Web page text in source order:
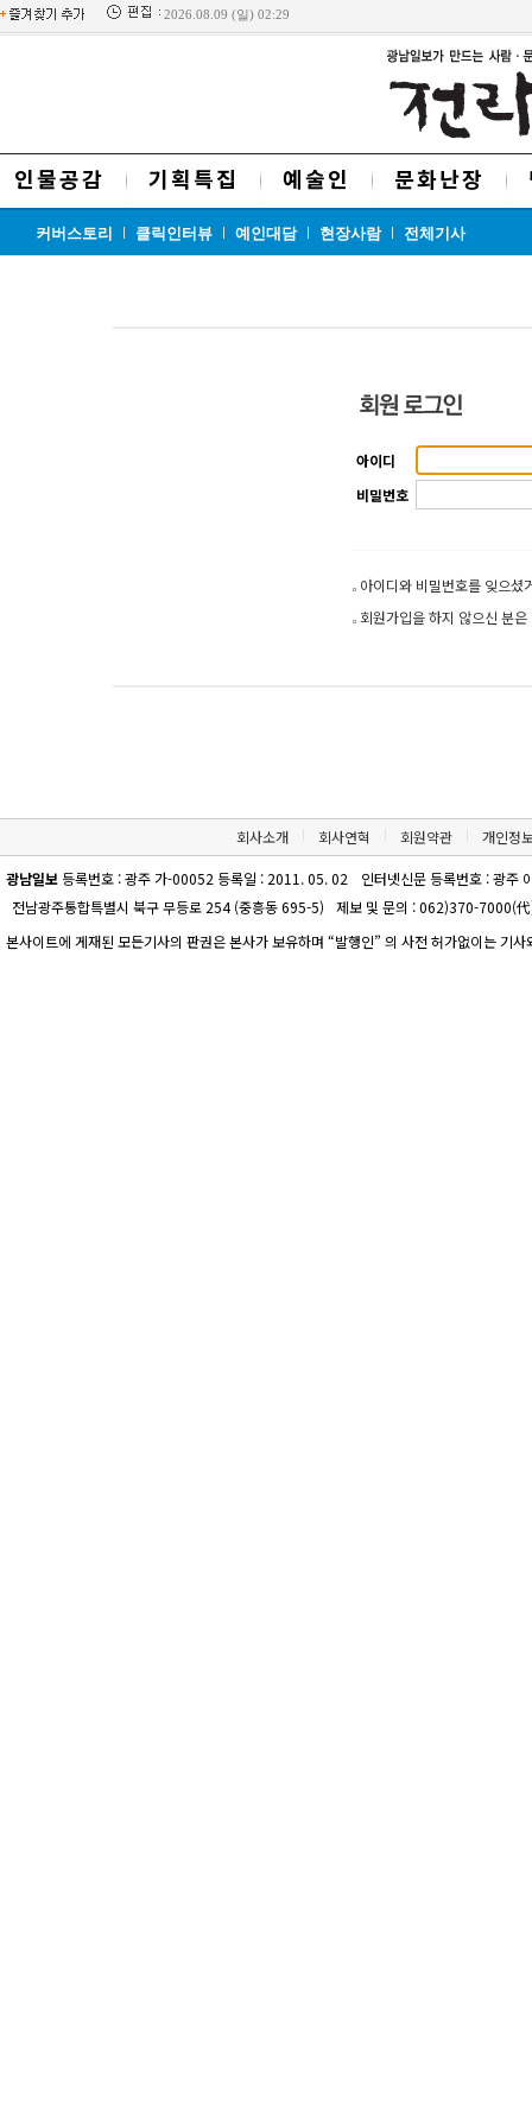
2026.08.09 (일) 02:29
인물공감 기획특집 예술인 문화난장
커버스토리 클릭인터뷰 예인대담 현장사람 전체기사
아이디
비밀번호
아이디와 비밀번호를 잊으셨
회원가입을 하지 않으신 분
회사소개 회사연혁 회원약관 개인정
광남일보 등록번호 : 광주 가-00052 등록일 : 2011. 05. 02
인터넷신문 등록번호 : 광
전남광주통합특별시 북구 무등로 254 (중흥동 695-5)
제보 및 문의 : 062)370-7000(
본사이트에 게재된 모든기사의 판권은 본사가 보유하며 “발행인” 의 사전 허가없이는 기